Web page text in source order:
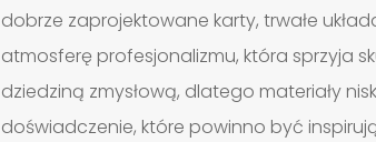
dobrze zaprojektowane karty, trwałe
atmosferę profesjonalizmu, która sprzyja
dziedziną zmysłową, dlatego materiały
doświadczenie, które powinno być